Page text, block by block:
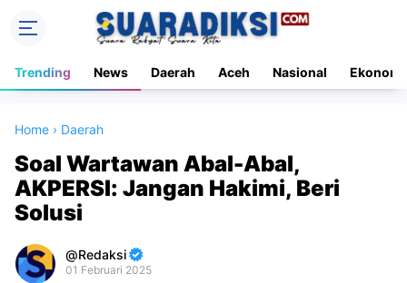
Trending News Daerah Aceh Nasional Ekonomi
Home › Daerah
Soal Wartawan Abal-Abal,
AKPERSI: Jangan Hakimi, Beri
Solusi
Redaksi
01 Februari 2025